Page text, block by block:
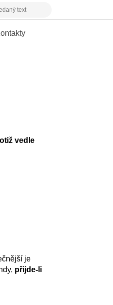
vedle
je
přijde-li